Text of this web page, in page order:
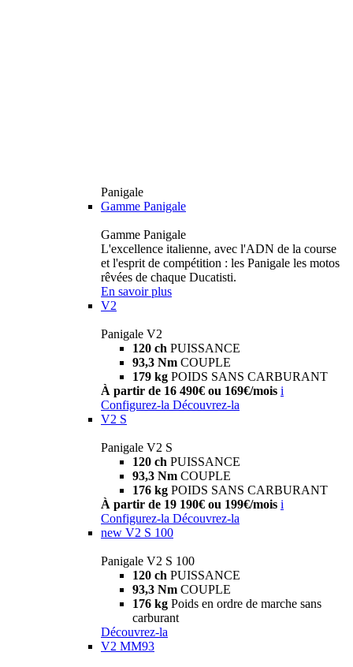
Panigale
Gamme Panigale
Gamme Panigale
L'excellence italienne, avec l'ADN de la course
et l'esprit de compétition : les Panigale les motos
rêvées de chaque Ducatisti.
En savoir plus
V2
Panigale V2
120 ch PUISSANCE
93,3 Nm COUPLE
179 kg POIDS SANS CARBURANT
À partir de 16 490€ ou 169€/mois i
Configurez-la Découvrez-la
V2 S
Panigale V2 S
120 ch PUISSANCE
93,3 Nm COUPLE
176 kg POIDS SANS CARBURANT
À partir de 19 190€ ou 199€/mois i
Configurez-la Découvrez-la
new V2 S 100
Panigale V2 S 100
120 ch PUISSANCE
93,3 Nm COUPLE
176 kg Poids en ordre de marche sans
carburant
Découvrez-la
V2 MM93